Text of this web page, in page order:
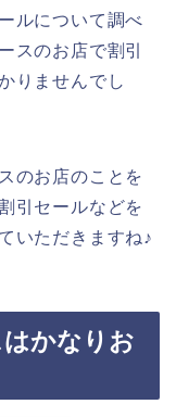
ルについて調べ
スのお店で割引
りませんでし
のお店のことを
引セールなどを
いただきますね♪
かなりお